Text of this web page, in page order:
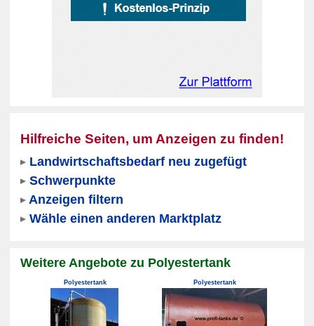
Hilfreiche Seiten, um Anzeigen zu finden!
Landwirtschaftsbedarf neu zugefügt
Schwerpunkte
Anzeigen filtern
Wähle einen anderen Marktplatz
Weitere Angebote zu Polyestertank
Polyestertank Polyestertank